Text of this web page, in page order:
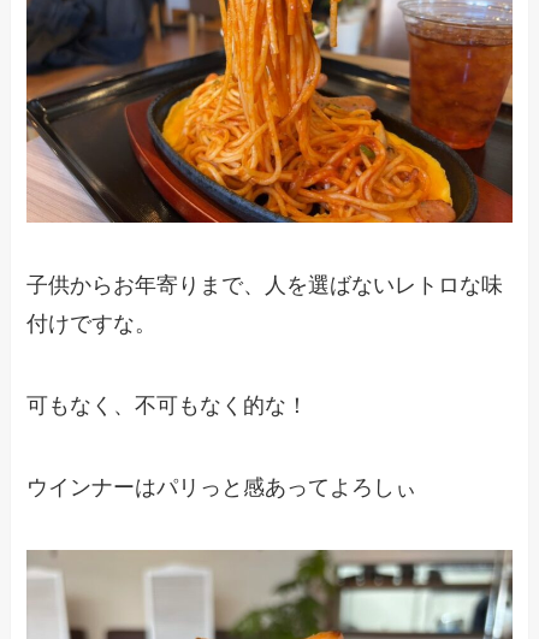
子供からお年寄りまで、人を選ばないレトロな味
付けですな。
可もなく、不可もなく的な！
ウインナーはパリっと感あってよろしぃ